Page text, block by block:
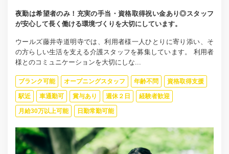
夜勤は希望者のみ！充実の手当・資格取得祝い金あり◎スタッフ
が安心して長く働ける環境づくりを大切にしています。
ウールズ藤井寺道明寺では、利用者様一人ひとりに寄り添い、そ
の方らしい生活を支える介護スタッフを募集しています。 利用者
様とのコミュニケーションを大切にしな...
ブランク可能 オープニングスタッフ 年齢不問 資格取得支援
駅近 車通勤可 賞与あり 週休２日 経験者歓迎
月給30万以上可能 日勤常勤可能